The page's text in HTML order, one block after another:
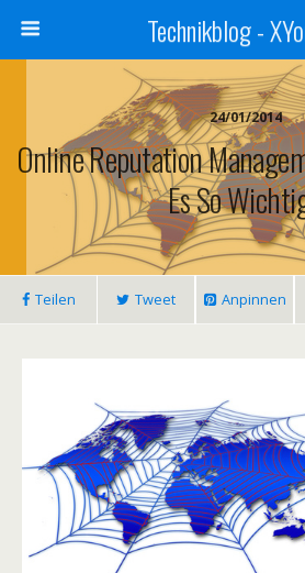
Technikblog -
24/01/2014
Online Reputation
Es So
Teilen Tweet Anpinnen